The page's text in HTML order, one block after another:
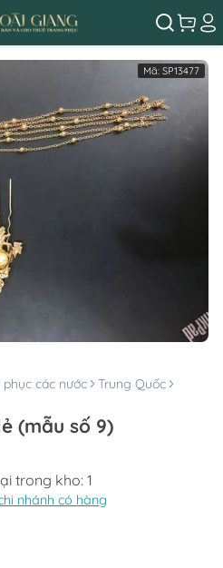
Mã: SP13477
phục các nước
Trung Quốc
(mẫu số 9)
trong kho: 1
nhánh có hàng